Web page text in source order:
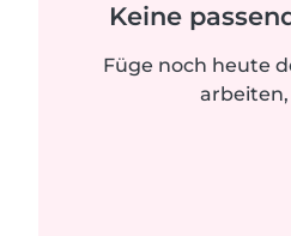
Keine
Füge noch heute